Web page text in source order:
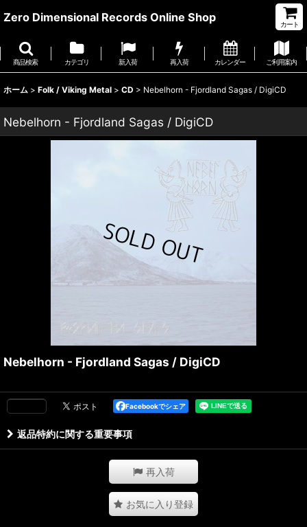
Zero Dimensional Records Online Shop
カート
商品検索 カテゴリ 新入荷 再入荷 カレンダー ご利用案内
ホーム > Folk / Viking Metal > CD > Nebelhorn - Fjordland Sagas / DigiCD
Nebelhorn - Fjordland Sagas / DigiCD
Nebelhorn - Fjordland Sagas / DigiCD
Facebookでシェア
返品特約に関する重要事項
再入荷
お気に入り登録